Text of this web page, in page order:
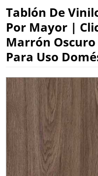
Tablón De
Por Mayor |
Marrón Oscuro
Para Uso